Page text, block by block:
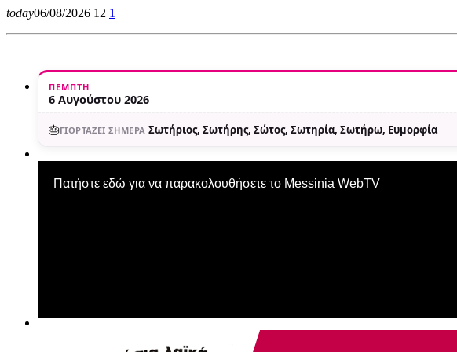
today06/08/2026 12 1
ΠΈΜΠΤΗ
6 Αυγούστου 2026
🎂ΓΙΟΡΤΆΖΕΙ ΣΉΜΕΡΑ Σωτήριος, Σωτήρης, Σώτος, Σωτηρία, Σωτήρω, Ευμορφία
Πατήστε εδώ για να παρακολουθήσετε το Messinia WebTV